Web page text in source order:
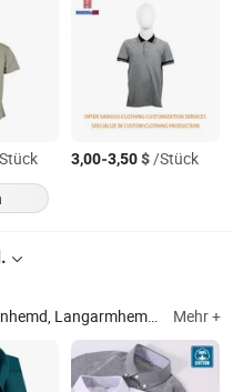
3,00-3,50$/Stück
Kinderhemd, Freizeithemd, Damenhemd, Professionelles Herrenhemd, Professionelles Damenhemd Mehr +